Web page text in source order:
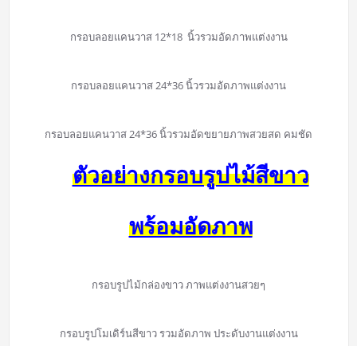
กรอบลอยแคนวาส 12*18 นิ้วรวมอัดภาพแต่งงาน
กรอบลอยแคนวาส 24*36 นิ้วรวมอัดภาพแต่งงาน
กรอบลอยแคนวาส 24*36 นิ้วรวมอัดขยายภาพสวยสด คมชัด
ตัวอย่างกรอบรูปไม้สีขาว
พร้อมอัดภาพ
กรอบรูปไม้กล่องขาว ภาพแต่งงานสวยๆ
กรอบรูปโมเดิร์นสีขาว รวมอัดภาพ ประดับงานแต่งงาน